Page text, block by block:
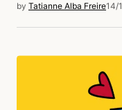
by Tatianne Alba Freire14/